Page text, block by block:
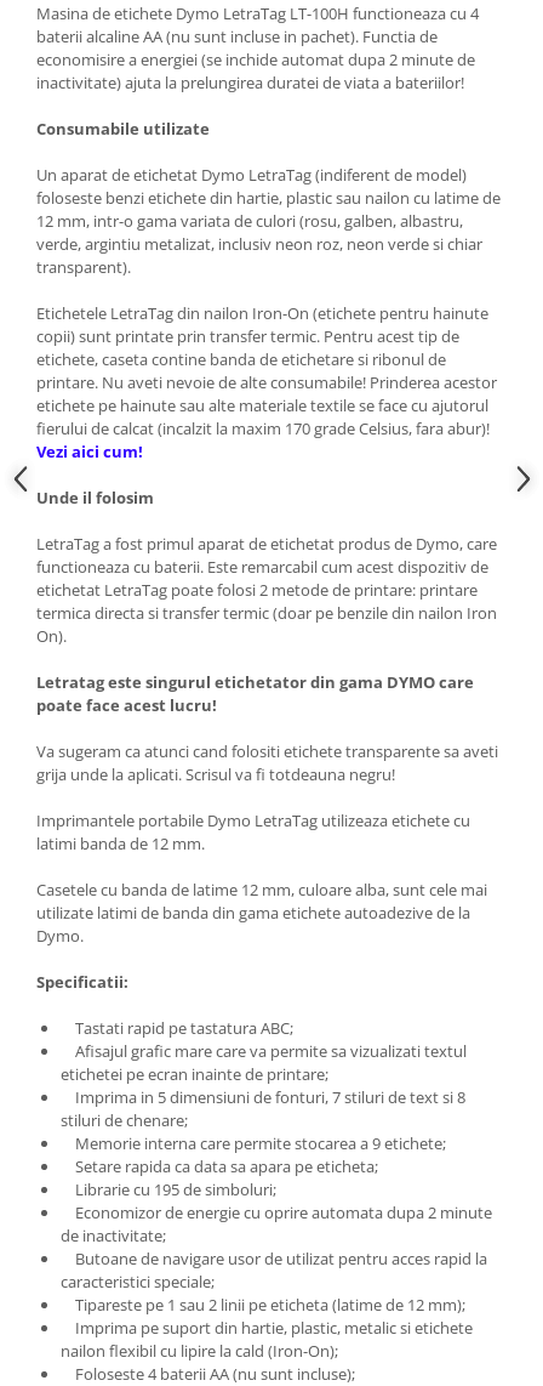
Masina de etichete Dymo LetraTag LT-100H functioneaza cu 4
baterii alcaline AA (nu sunt incluse in pachet). Functia de
economisire a energiei (se inchide automat dupa 2 minute de
inactivitate) ajuta la prelungirea duratei de viata a bateriilor!
Consumabile utilizate
Un aparat de etichetat Dymo LetraTag (indiferent de model)
foloseste benzi etichete din hartie, plastic sau nailon cu latime de
12 mm, intr-o gama variata de culori (rosu, galben, albastru,
verde, argintiu metalizat, inclusiv neon roz, neon verde si chiar
transparent).
Etichetele LetraTag din nailon Iron-On (etichete pentru hainute
copii) sunt printate prin transfer termic. Pentru acest tip de
etichete, caseta contine banda de etichetare si ribonul de
printare. Nu aveti nevoie de alte consumabile! Prinderea acestor
etichete pe hainute sau alte materiale textile se face cu ajutorul
fierului de calcat (incalzit la maxim 170 grade Celsius, fara abur)!
Vezi aici cum!
Unde il folosim
LetraTag a fost primul aparat de etichetat produs de Dymo, care
functioneaza cu baterii. Este remarcabil cum acest dispozitiv de
etichetat LetraTag poate folosi 2 metode de printare: printare
termica directa si transfer termic (doar pe benzile din nailon Iron
On).
Letratag este singurul etichetator din gama DYMO care
poate face acest lucru!
Va sugeram ca atunci cand folositi etichete transparente sa aveti
grija unde la aplicati. Scrisul va fi totdeauna negru!
Imprimantele portabile Dymo LetraTag utilizeaza etichete cu
latimi banda de 12 mm.
Casetele cu banda de latime 12 mm, culoare alba, sunt cele mai
utilizate latimi de banda din gama etichete autoadezive de la
Dymo.
Specificatii:
Tastati rapid pe tastatura ABC;
Afisajul grafic mare care va permite sa vizualizati textul
etichetei pe ecran inainte de printare;
Imprima in 5 dimensiuni de fonturi, 7 stiluri de text si 8
stiluri de chenare;
Memorie interna care permite stocarea a 9 etichete;
Setare rapida ca data sa apara pe eticheta;
Librarie cu 195 de simboluri;
Economizor de energie cu oprire automata dupa 2 minute
de inactivitate;
Butoane de navigare usor de utilizat pentru acces rapid la
caracteristici speciale;
Tipareste pe 1 sau 2 linii pe eticheta (latime de 12 mm);
Imprima pe suport din hartie, plastic, metalic si etichete
nailon flexibil cu lipire la cald (Iron-On);
Foloseste 4 baterii AA (nu sunt incluse);